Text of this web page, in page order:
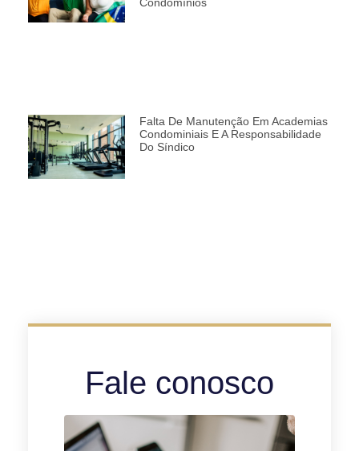
Condomínios
Falta De Manutenção Em Academias
Condominiais E A Responsabilidade
Do Síndico
Fale conosco